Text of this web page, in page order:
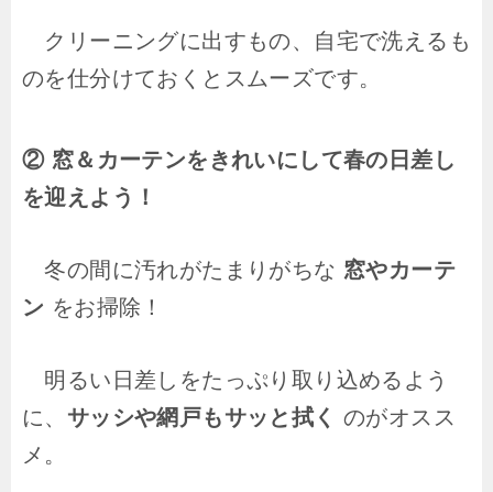
クリーニングに出すもの、自宅で洗えるも
のを仕分けておくとスムーズです。
② 窓＆カーテンをきれいにして春の日差し
を迎えよう！
冬の間に汚れがたまりがちな 窓やカーテ
ン をお掃除！
明るい日差しをたっぷり取り込めるよう
に、 サッシや網戸もサッと拭く のがオスス
メ。